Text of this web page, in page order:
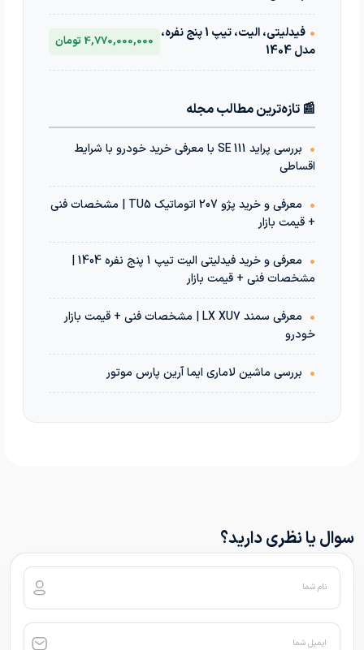
•
فیدلیتی، الیت، تیپ 1 پنج نفره،
مدل 1404
4,770,000,000 تومان
📰 تازه‌ترین مطالب مجله
•
بررسی پراید 111 SE با معرفی خرید خودرو با شرایط
اقساطی
•
معرفی و خرید پژو 207 اتوماتیک TU5 | مشخصات فنی
+ قیمت بازار
•
معرفی و خرید فیدلیتی الیت تیپ 1 پنج نفره 1404 |
مشخصات فنی + قیمت بازار
•
معرفی سمند LX XU7 | مشخصات فنی + قیمت بازار
خودرو
• بررسی ماشین لاماری ایما آرین پارس موتور
سوال یا نظری دارید؟
نام شما
ایمیل شما